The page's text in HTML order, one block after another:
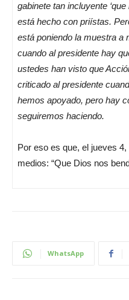
gabinete tan incluyente
está hecho con priístas.
está poniendo la muestra a
cuando al presidente hay
ustedes han visto que
criticado al presidente
hemos apoyado, pero hay
seguiremos haciendo.
Por eso es que, el jueves
medios: “Que Dios nos
WhatsApp